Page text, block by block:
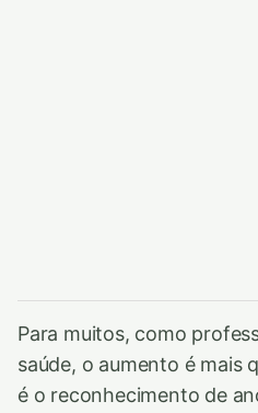
Para muitos, como
saúde, o aumento é mais
é o reconhecimento de